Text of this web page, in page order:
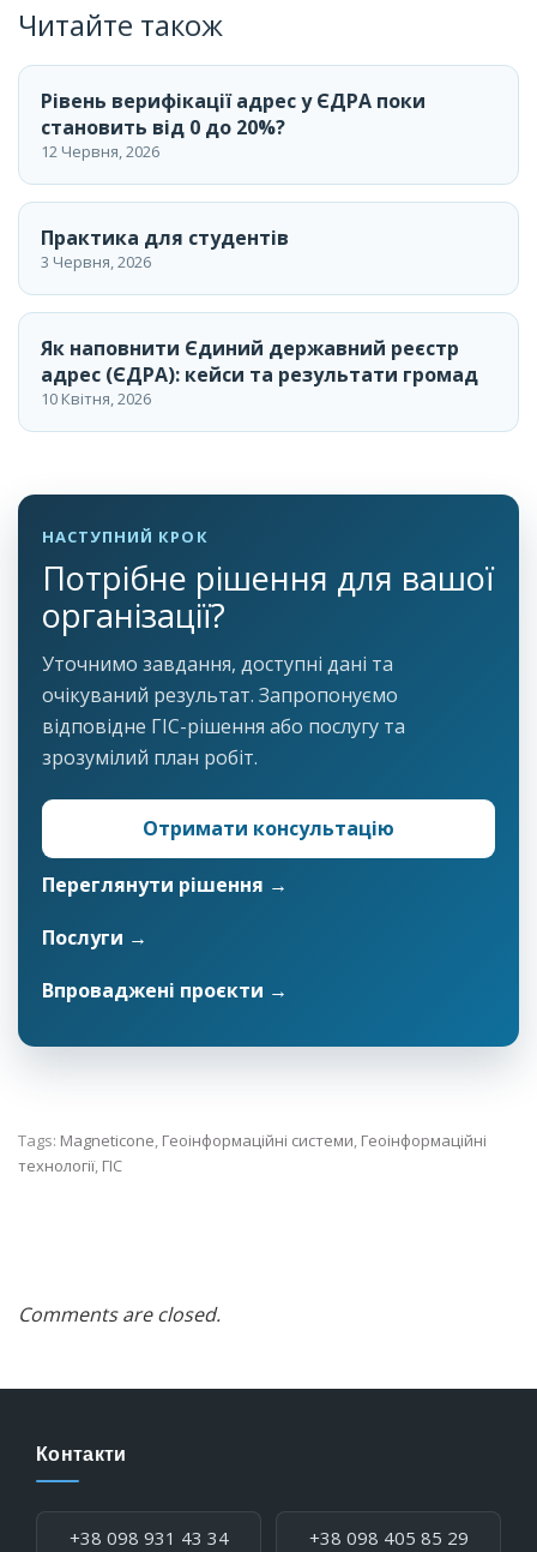
Читайте також
Рівень верифікації адрес у ЄДРА поки
становить від 0 до 20%?
12 Червня, 2026
Практика для студентів
3 Червня, 2026
Як наповнити Єдиний державний реєстр
адрес (ЄДРА): кейси та результати громад
10 Квітня, 2026
НАСТУПНИЙ КРОК
Потрібне рішення для вашої
організації?
Уточнимо завдання, доступні дані та
очікуваний результат. Запропонуємо
відповідне ГІС-рішення або послугу та
зрозумілий план робіт.
Отримати консультацію
Переглянути рішення →
Послуги →
Впроваджені проєкти →
Tags: Magneticone, Геоінформаційні системи, Геоінформаційні
технології, ГІС
Comments are closed.
Контакти
Телефон:
+38 098 931 43 34 +38 098 405 85 29